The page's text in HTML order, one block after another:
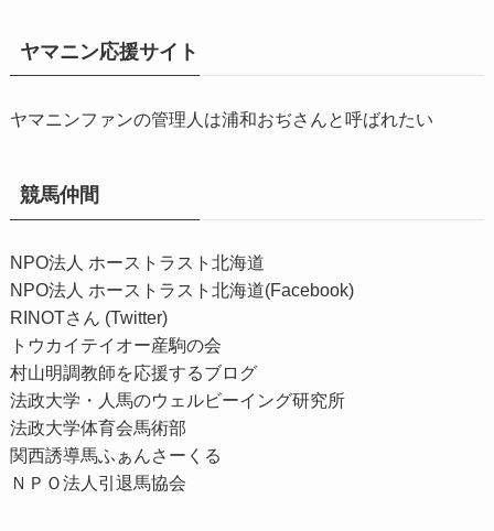
ヤマニン応援サイト
ヤマニンファンの管理人は浦和おぢさんと呼ばれたい
競馬仲間
NPO法人 ホーストラスト北海道
NPO法人 ホーストラスト北海道(Facebook)
RINOTさん (Twitter)
トウカイテイオー産駒の会
村山明調教師を応援するブログ
法政大学・人馬のウェルビーイング研究所
法政大学体育会馬術部
関西誘導馬ふぁんさーくる
ＮＰＯ法人引退馬協会